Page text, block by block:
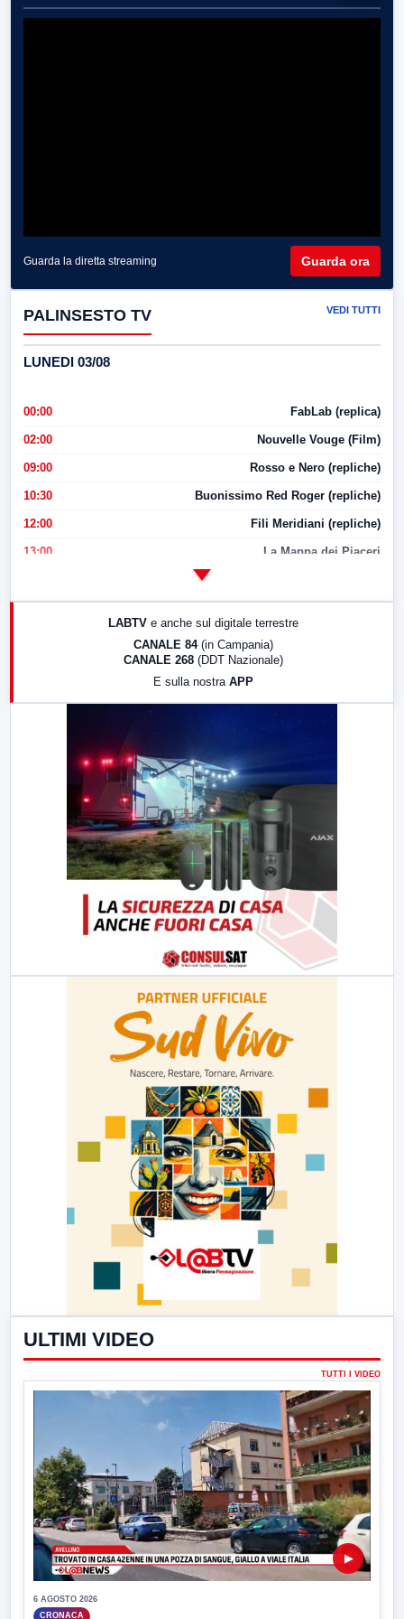
Guarda la diretta streaming Guarda ora
PALINSESTO TV VEDI TUTTI
LUNEDI 03/08
00:00 FabLab (replica)
02:00 Nouvelle Vouge (Film)
09:00 Rosso e Nero (repliche)
10:30 Buonissimo Red Roger (repliche)
12:00 Fili Meridiani (repliche)
13:00 La Mappa dei Piaceri
LABTV e anche sul digitale terrestre
CANALE 84 (in Campania)
CANALE 268 (DDT Nazionale)
E sulla nostra APP
ULTIMI VIDEO
TUTTI I VIDEO
▶
6 AGOSTO 2026
CRONACA